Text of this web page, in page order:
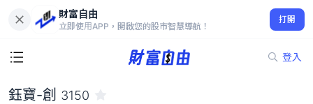
財富自由
立即使用APP，開啟您的股市智慧導航！
打開
登入
16.15
-0.61%
鈺寶-創 3150